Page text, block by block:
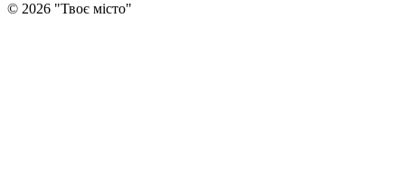
© 2026 "Твоє місто"